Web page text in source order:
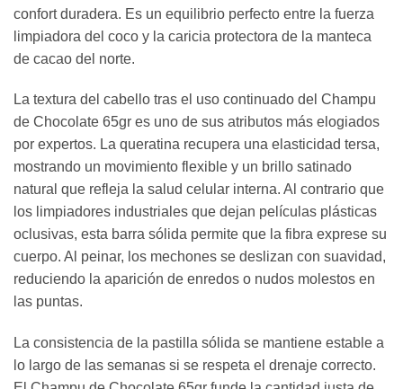
confort duradera. Es un equilibrio perfecto entre la fuerza
limpiadora del coco y la caricia protectora de la manteca
de cacao del norte.
La textura del cabello tras el uso continuado del Champu
de Chocolate 65gr es uno de sus atributos más elogiados
por expertos. La queratina recupera una elasticidad tersa,
mostrando un movimiento flexible y un brillo satinado
natural que refleja la salud celular interna. Al contrario que
los limpiadores industriales que dejan películas plásticas
oclusivas, esta barra sólida permite que la fibra exprese su
cuerpo. Al peinar, los mechones se deslizan con suavidad,
reduciendo la aparición de enredos o nudos molestos en
las puntas.
La consistencia de la pastilla sólida se mantiene estable a
lo largo de las semanas si se respeta el drenaje correcto.